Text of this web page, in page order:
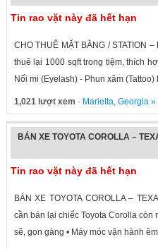
Tin rao vặt này đã hết hạn
CHO THUÊ MẶT BẰNG / STATION
thuê lại 1000 sqft trong tiệm, thích
Nối mi (Eyelash) - Phun xăm
1,021 lượt xem · Marietta, Georgia»
BÁN XE TOYOTA COROLLA –
Tin rao vặt này đã hết hạn
BÁN XE TOYOTA COROLLA –
cần bán lại chiếc Toyota Corolla còn
sẽ, gọn gàng • Máy móc vận hành